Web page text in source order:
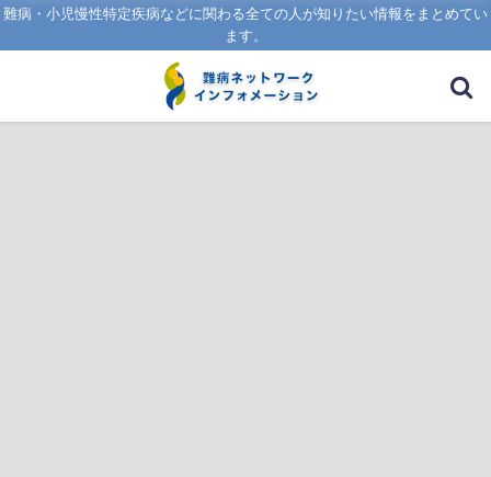
難病・小児慢性特定疾病などに関わる全ての人が知りたい情報をまとめてい
ます。